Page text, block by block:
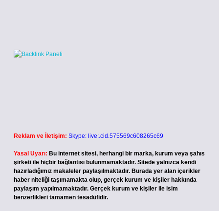
Reklam ve İletişim: Skype: live:.cid.575569c608265c69
Yasal Uyarı: Bu internet sitesi, herhangi bir marka, kurum veya şahıs
şirketi ile hiçbir bağlantısı bulunmamaktadır. Sitede yalnızca kendi
hazırladığımız makaleler paylaşılmaktadır. Burada yer alan içerikler
haber niteliği taşımamakta olup, gerçek kurum ve kişiler hakkında
paylaşım yapılmamaktadır. Gerçek kurum ve kişiler ile isim
benzerlikleri tamamen tesadüfidir.